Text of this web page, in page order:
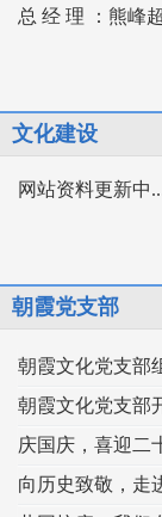
总 经 理 ：熊峰
文化建设
网站资料更新中
朝霞党支部
朝霞文化党支部
朝霞文化党支部
庆国庆，喜迎二